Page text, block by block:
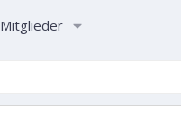
Mitglieder